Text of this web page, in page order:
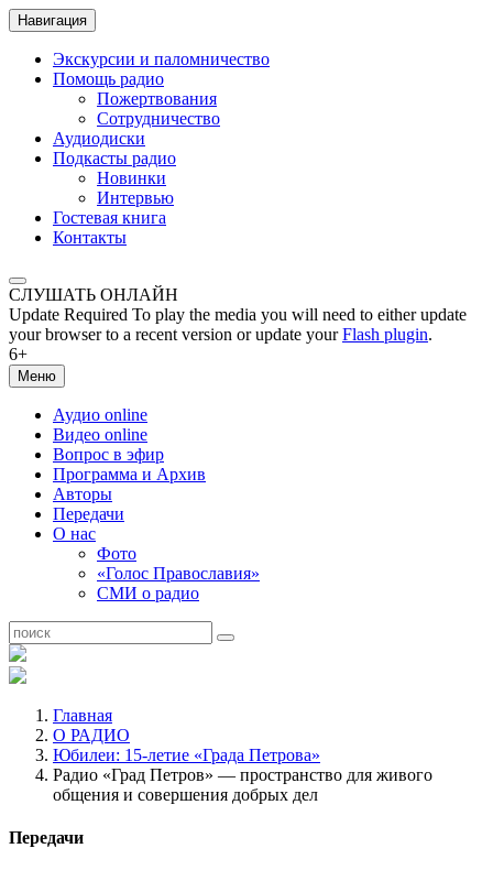
Навигация
Экскурсии и паломничество
Помощь радио
Пожертвования
Сотрудничество
Аудиодиски
Подкасты радио
Новинки
Интервью
Гостевая книга
Контакты
СЛУШАТЬ ОНЛАЙН
Update Required To play the media you will need to either update
your browser to a recent version or update yourFlash plugin.
6+
Меню
Аудио online
Видео online
Вопрос в эфир
Программа и Архив
Авторы
Передачи
О нас
Фото
«Голос Православия»
СМИ о радио
Главная
О РАДИО
Юбилеи: 15-летие «Града Петрова»
Радио «Град Петров» — пространство для живого
общения и совершения добрых дел
Передачи